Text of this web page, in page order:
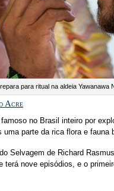
para ritual na aldeia Yawanawa
Acre
no Brasil inteiro por
parte da rica flora e fauna
Selvagem de Richard
terá nove episódios, e o